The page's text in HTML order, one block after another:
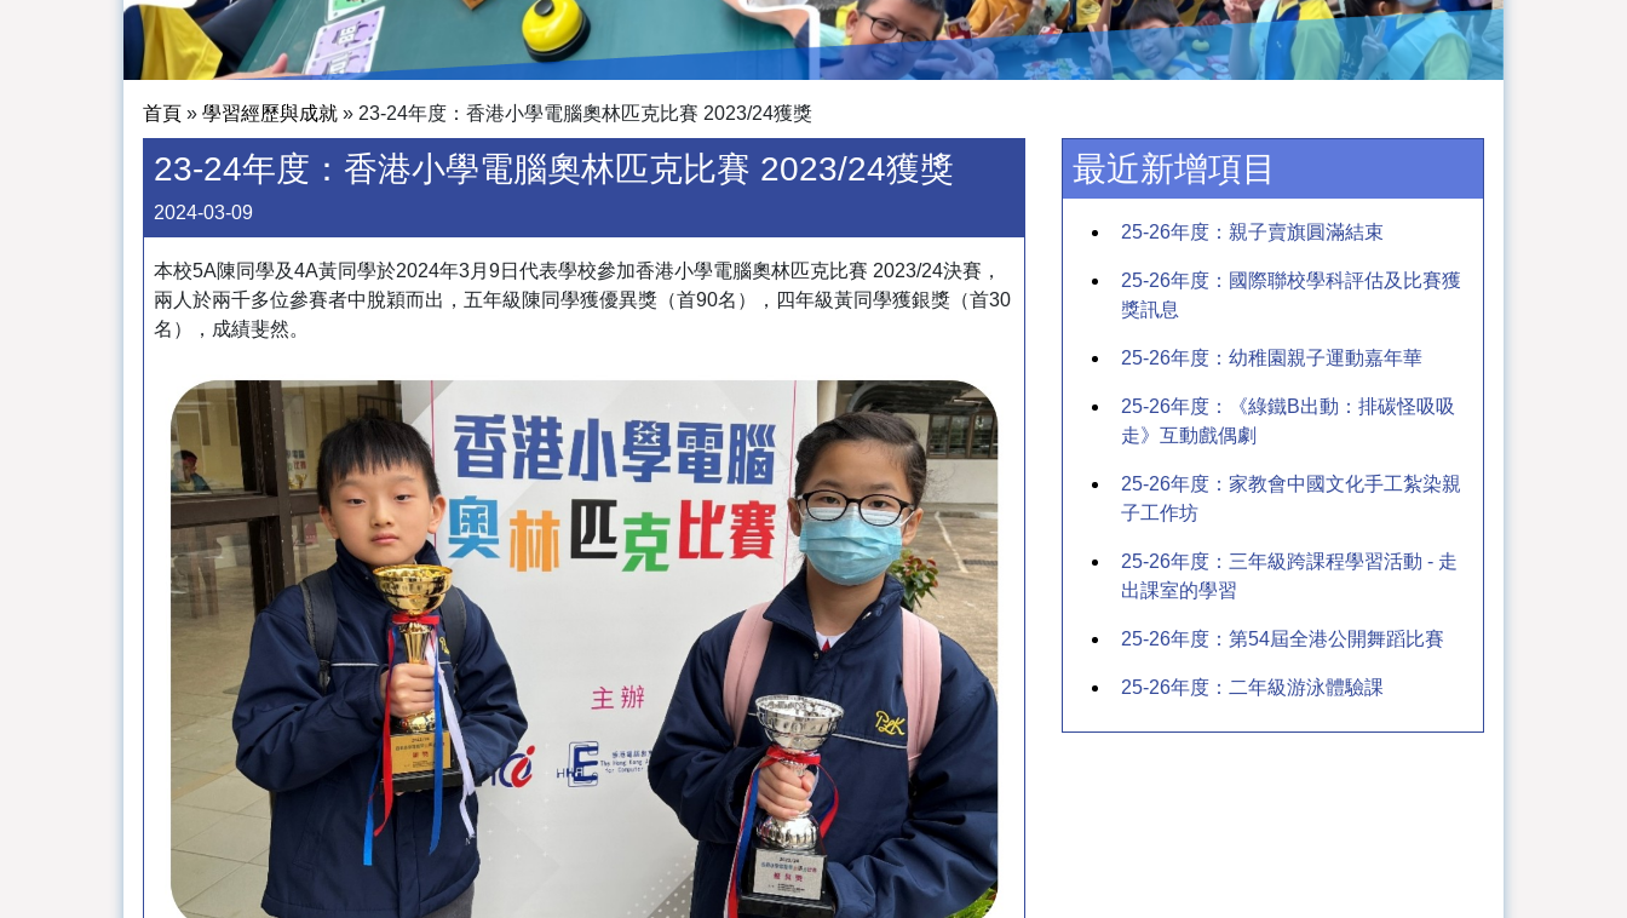
首頁 » 學習經歷與成就 » 23-24年度：香港小學電腦奧林匹克比賽 2023/24獲獎
23-24年度：香港小學電腦奧林匹克比賽 2023/24獲獎
2024-03-09
本校5A陳同學及4A黃同學於2024年3月9日代表學校參加香港小學電腦奧林匹克比賽 2023/24決賽，
兩人於兩千多位參賽者中脫穎而出，五年級陳同學獲優異獎（首90名），四年級黃同學獲銀獎（首30
名），成績斐然。
最近新增項目
25-26年度：親子賣旗圓滿結束
25-26年度：國際聯校學科評估及比賽獲
獎訊息
25-26年度：幼稚園親子運動嘉年華
25-26年度：《綠鐵B出動：排碳怪吸吸
走》互動戲偶劇
25-26年度：家教會中國文化手工紮染親
子工作坊
25-26年度：三年級跨課程學習活動 - 走
出課室的學習
25-26年度：第54屆全港公開舞蹈比賽
25-26年度：二年級游泳體驗課